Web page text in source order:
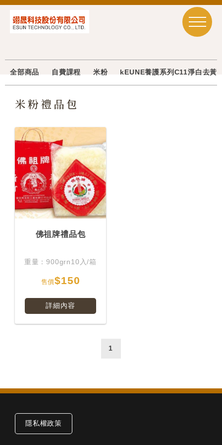
全部商品 自費課程 米粉 kEUNE養護系列C11淨白去黃
米粉禮品包
佛祖牌禮品包
重量：900grn10入/箱
售價$150
詳細內容
1
隱私權政策